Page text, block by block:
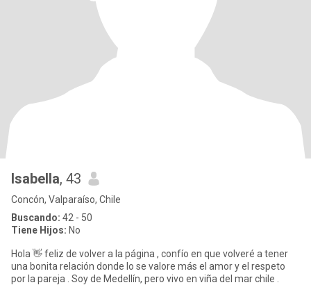
Isabella, 43
Concón, Valparaíso, Chile
Buscando: 42 - 50
Tiene Hijos: No
Hola 👋 feliz de volver a la página , confío en que volveré a tener
una bonita relación donde lo se valore más el amor y el respeto
por la pareja . Soy de Medellín, pero vivo en viña del mar chile .